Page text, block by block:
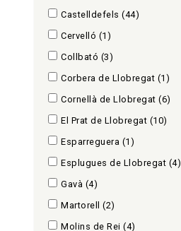
Castelldefels (44)
Cervelló (1)
Collbató (3)
Corbera de Llobregat (1)
Cornellà de Llobregat (6)
El Prat de Llobregat (10)
Esparreguera (1)
Esplugues de Llobregat (4)
Gavà (4)
Martorell
(2)
Molins de Rei (4)